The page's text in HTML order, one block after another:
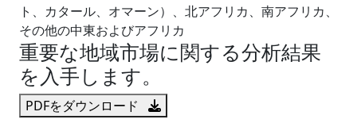
ト、カタール、オマーン）、北アフリカ、南アフリカ、
その他の中東およびアフリカ
重要な地域市場に関する分析結果
を入手します。
PDFをダウンロード